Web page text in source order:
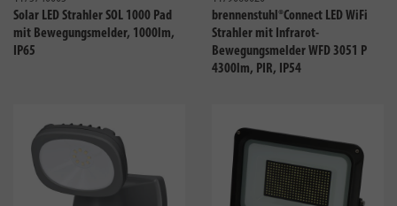
Solar LED Strahler SOL 1000 Pad
mit Bewegungsmelder, 1000lm,
IP65
brennenstuhl®Connect LED WiFi
Strahler mit Infrarot-
Bewegungsmelder WFD 3051 P
4300lm, PIR, IP54